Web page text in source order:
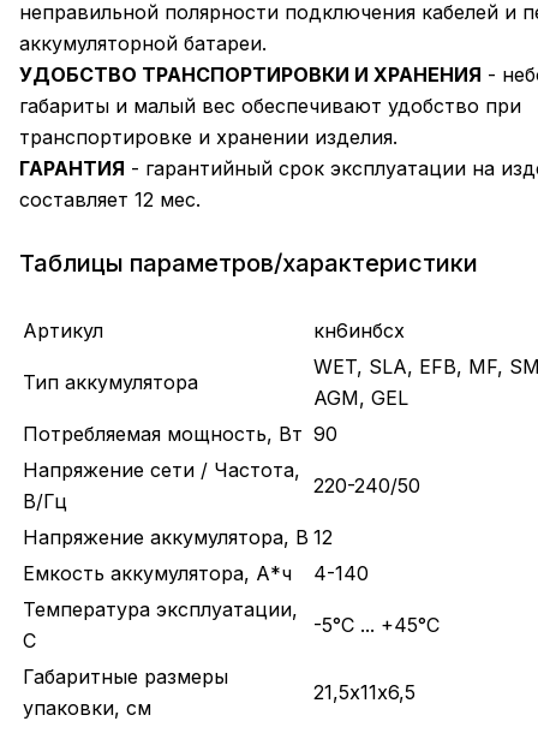
неправильной полярности подключения кабелей и
аккумуляторной батареи.
УДОБСТВО ТРАНСПОРТИРОВКИ И ХРАНЕНИЯ -
габариты и малый вес обеспечивают удобство при
транспортировке и хранении изделия.
ГАРАНТИЯ - гарантийный срок эксплуатации на
составляет 12 мес.
Таблицы параметров/характеристики
Артикул кн6инбсх
Тип аккумулятора
WET, SLA, EFB, MF,
AGM, GEL
Потребляемая мощность, Вт 90
Напряжение сети / Частота,
В/Гц
220-240/50
Напряжение аккумулятора, В 12
Емкость аккумулятора, А*ч
4-140
Температура эксплуатации,
С
-5°C ... +45°C
Габаритные размеры
упаковки, см
21,5х11х6,5